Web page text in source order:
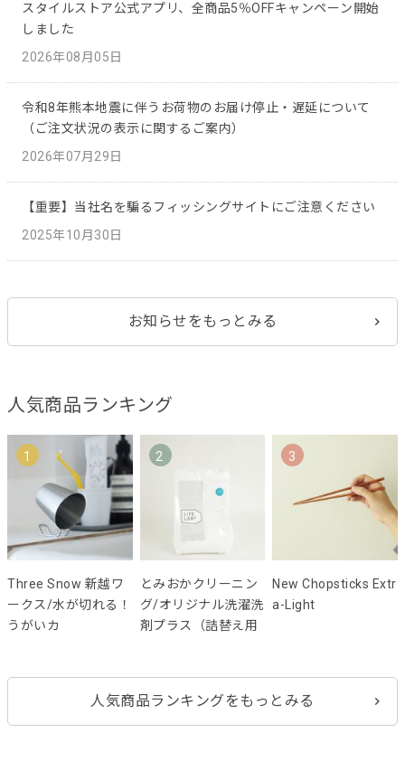
スタイルストア公式アプリ、全商品5％OFFキャンペーン開始
しました
2026年08月05日
令和8年熊本地震に伴うお荷物のお届け停止・遅延について
（ご注文状況の表示に関するご案内）
2026年07月29日
【重要】当社名を騙るフィッシングサイトにご注意ください
2025年10月30日
お知らせをもっとみる
人気商品ランキング
1
Three Snow 新越ワ
ークス/水が切れる！
うがいカ
2
とみおかクリーニン
グ/オリジナル洗濯洗
剤プラス（詰替え用
3
New Chopsticks Extr
a-Light
人気商品ランキングをもっとみる